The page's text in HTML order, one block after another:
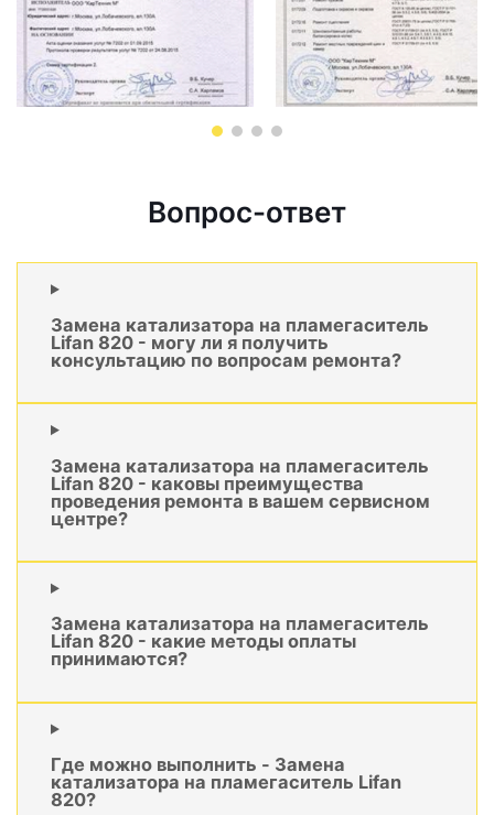
Вопрос-ответ
Замена катализатора на пламегаситель
Lifan 820 - могу ли я получить
консультацию по вопросам ремонта?
Замена катализатора на пламегаситель
Lifan 820 - каковы преимущества
проведения ремонта в вашем сервисном
центре?
Замена катализатора на пламегаситель
Lifan 820 - какие методы оплаты
принимаются?
Где можно выполнить - Замена
катализатора на пламегаситель Lifan
820?